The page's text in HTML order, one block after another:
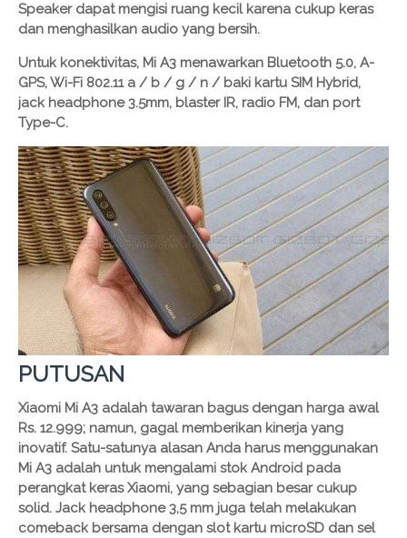
Speaker dapat mengisi ruang kecil karena cukup keras
dan menghasilkan audio yang bersih.
Untuk konektivitas, Mi A3 menawarkan Bluetooth 5.0, A-
GPS, Wi-Fi 802.11 a / b / g / n / baki kartu SIM Hybrid,
jack headphone 3.5mm, blaster IR, radio FM, dan port
Type-C.
PUTUSAN
Xiaomi Mi A3 adalah tawaran bagus dengan harga awal
Rs. 12.999; namun, gagal memberikan kinerja yang
inovatif. Satu-satunya alasan Anda harus menggunakan
Mi A3 adalah untuk mengalami stok Android pada
perangkat keras Xiaomi, yang sebagian besar cukup
solid. Jack headphone 3,5 mm juga telah melakukan
comeback bersama dengan slot kartu microSD dan sel